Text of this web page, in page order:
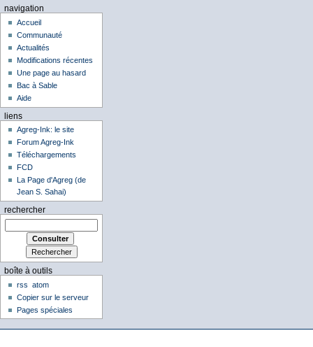
navigation
Accueil
Communauté
Actualités
Modifications récentes
Une page au hasard
Bac à Sable
Aide
liens
Agreg-Ink: le site
Forum Agreg-Ink
Téléchargements
FCD
La Page d'Agreg (de
Jean S. Sahai)
rechercher
boîte à outils
rss
atom
Copier sur le serveur
Pages spéciales